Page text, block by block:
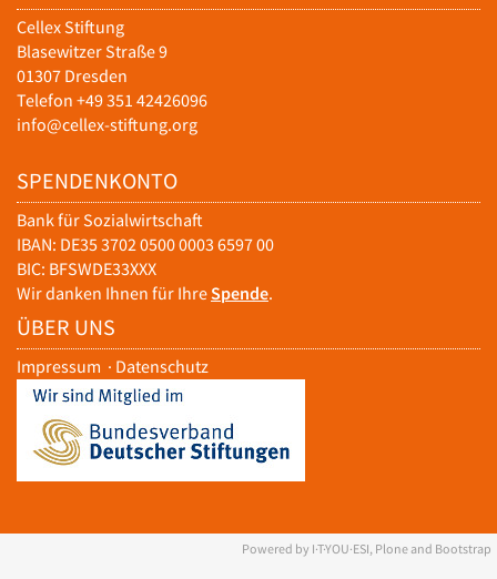
Cellex Stiftung
Blasewitzer Straße 9
01307 Dresden
Telefon +49 351 42426096
info@cellex-stiftung.org
SPENDENKONTO
Bank für Sozialwirtschaft
IBAN: DE35 3702 0500 0003 6597 00
BIC: BFSWDE33XXX
Wir danken Ihnen für IhreSpende.
ÜBER UNS
Impressum · Datenschutz
Powered by I·T·YOU·ESI, Plone and Bootstrap